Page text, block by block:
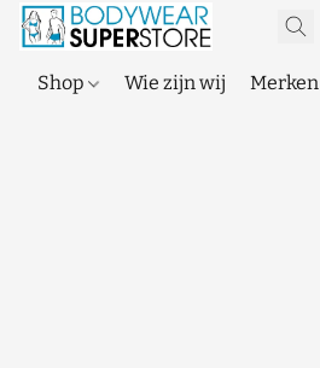
Shop Wie zijn wij Merken